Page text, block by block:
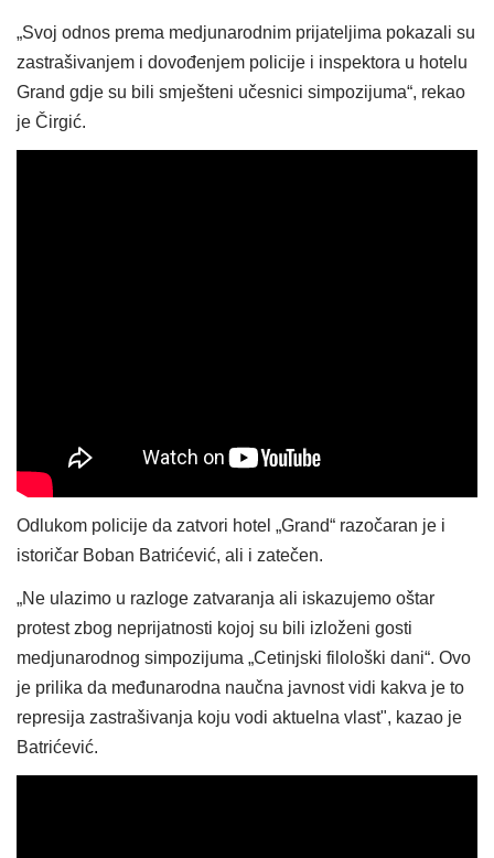
„Svoj odnos prema medjunarodnim prijateljima pokazali su
zastrašivanjem i dovođenjem policije i inspektora u hotelu
Grand gdje su bili smješteni učesnici simpozijuma“, rekao
je Čirgić.
Odlukom policije da zatvori hotel „Grand“ razočaran je i
istoričar Boban Batrićević, ali i zatečen.
„Ne ulazimo u razloge zatvaranja ali iskazujemo oštar
protest zbog neprijatnosti kojoj su bili izloženi gosti
medjunarodnog simpozijuma „Cetinjski filološki dani“. Ovo
je prilika da međunarodna naučna javnost vidi kakva je to
represija zastrašivanja koju vodi aktuelna vlast", kazao je
Batrićević.